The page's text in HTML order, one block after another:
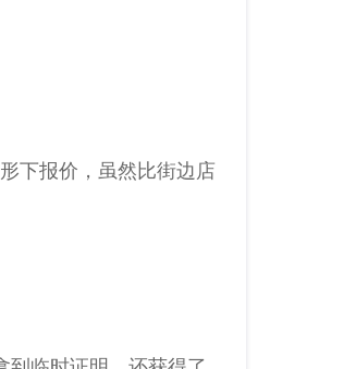
下报价，虽然比街边店